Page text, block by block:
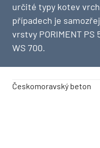
určité typy kotev
případech je
vrstvy PORIMENT PS
WS 700.
Českomoravský beton